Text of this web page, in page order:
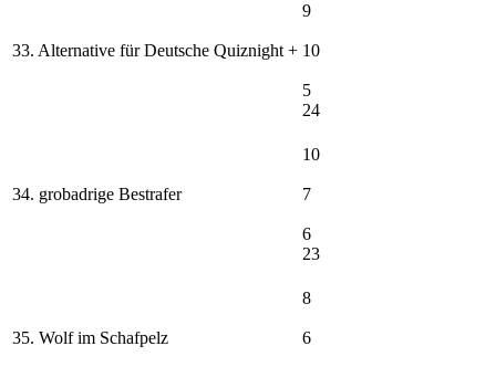
33. Alternative für Deutsche Quiznight +
9
10
5
24
34. grobadrige Bestrafer
10
7
6
23
35. Wolf im Schafpelz
8
6